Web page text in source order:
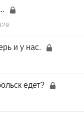
и у нас.
едет?